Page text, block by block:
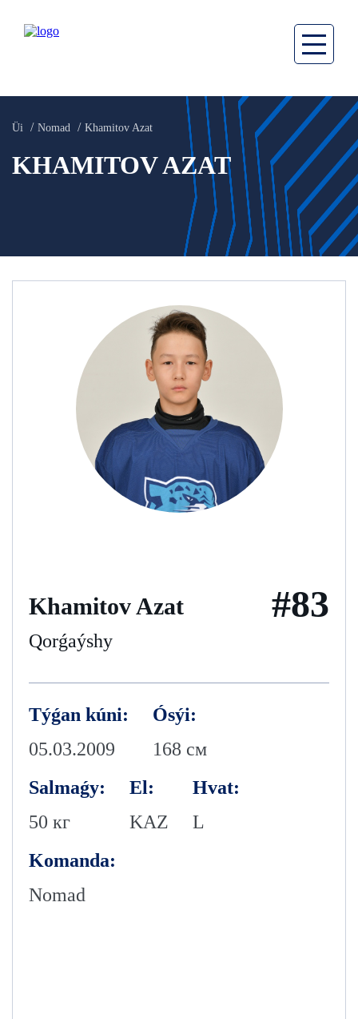
Üi Nomad Khamitov Azat
KHAMITOV AZAT
Khamitov Azat
Qorǵaýshy
#83
Týǵan kúni:
05.03.2009
Ósýi:
168 см
Salmaǵy:
50 кг
El:
KAZ
Hvat:
L
Komanda:
Nomad